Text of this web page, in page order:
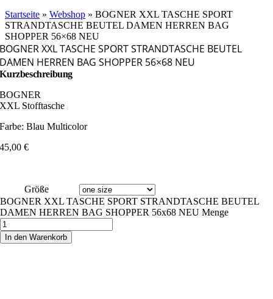
Startseite » Webshop » BOGNER XXL TASCHE SPORT
STRANDTASCHE BEUTEL DAMEN HERREN BAG
SHOPPER 56×68 NEU
BOGNER XXL TASCHE SPORT STRANDTASCHE BEUTEL
DAMEN HERREN BAG SHOPPER 56×68 NEU
Kurzbeschreibung
BOGNER
XXL Stofftasche
Farbe: Blau Multicolor
45,00€
Größe
BOGNER XXL TASCHE SPORT STRANDTASCHE BEUTEL
DAMEN HERREN BAG SHOPPER 56x68 NEU Menge
In den Warenkorb